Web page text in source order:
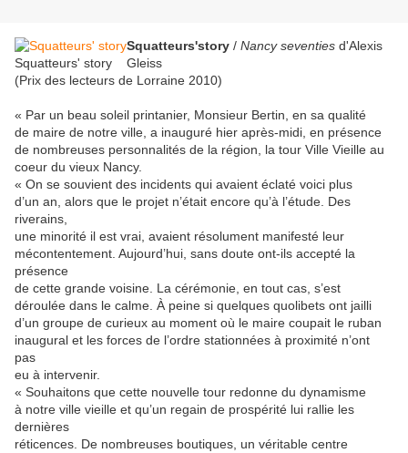
Squatteurs' story
Squatteurs'story / Nancy seventies d'Alexis
Gleiss
(Prix des lecteurs de Lorraine 2010)
« Par un beau soleil printanier, Monsieur Bertin, en sa qualité
de maire de notre ville, a inauguré hier après-midi, en présence
de nombreuses personnalités de la région, la tour Ville Vieille au
coeur du vieux Nancy.
« On se souvient des incidents qui avaient éclaté voici plus
d’un an, alors que le projet n’était encore qu’à l’étude. Des
riverains,
une minorité il est vrai, avaient résolument manifesté leur
mécontentement. Aujourd’hui, sans doute ont-ils accepté la
présence
de cette grande voisine. La cérémonie, en tout cas, s’est
déroulée dans le calme. À peine si quelques quolibets ont jailli
d’un groupe de curieux au moment où le maire coupait le ruban
inaugural et les forces de l’ordre stationnées à proximité n’ont
pas
eu à intervenir.
« Souhaitons que cette nouvelle tour redonne du dynamisme
à notre ville vieille et qu’un regain de prospérité lui rallie les
dernières
réticences. De nombreuses boutiques, un véritable centre